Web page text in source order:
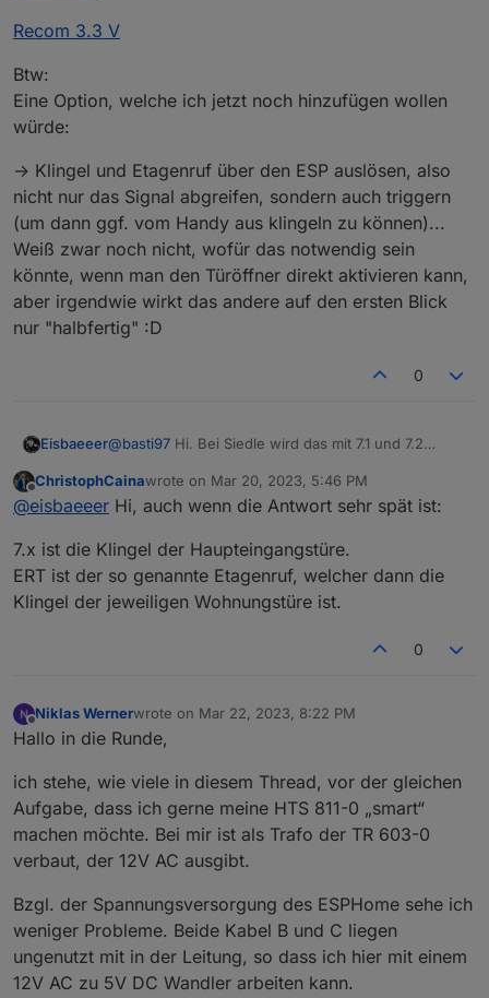
Recom 3.3 V
Btw:
Eine Option, welche ich jetzt noch hinzufügen wollen
würde:
-> Klingel und Etagenruf über den ESP auslösen, also
nicht nur das Signal abgreifen, sondern auch triggern
(um dann ggf. vom Handy aus klingeln zu können)...
Weiß zwar noch nicht, wofür das notwendig sein
könnte, wenn man den Türöffner direkt aktivieren kann,
aber irgendwie wirkt das andere auf den ersten Blick
nur "halbfertig" :D
0
Eisbaeeer@basti97 Hi. Bei Siedle wird das mit 7.1 und 7.2
entsprechenden Stockwerke bzw. Wohnungen.
Schau dir mal das Schaltbild der Siedle Anlage an.
Die RFID Schaltung wertet aber das Türklingeln nicht
mit aus. Das musst du dann schon an dem
jeweiligen Handapparat machen.
Offline
ChristophCainawrote on Mar 20, 2023, 5:46 PM
last edited by
@eisbaeeer Hi, auch wenn die Antwort sehr spät ist:
7.x ist die Klingel der Haupteingangstüre.
ERT ist der so genannte Etagenruf, welcher dann die
Klingel der jeweiligen Wohnungstüre ist.
0
Offline
Niklas Wernerwrote on Mar 22, 2023, 8:22 PM
last edited by
Hallo in die Runde,
ich stehe, wie viele in diesem Thread, vor der gleichen
Aufgabe, dass ich gerne meine HTS 811-0 „smart“
machen möchte. Bei mir ist als Trafo der TR 603-0
verbaut, der 12V AC ausgibt.
Bzgl. der Spannungsversorgung des ESPHome sehe ich
weniger Probleme. Beide Kabel B und C liegen
ungenutzt mit in der Leitung, so dass ich hier mit einem
12V AC zu 5V DC Wandler arbeiten kann.